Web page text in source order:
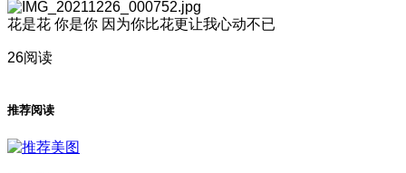
花是花 你是你 因为你比花更让我心动不已
26阅读
推荐阅读